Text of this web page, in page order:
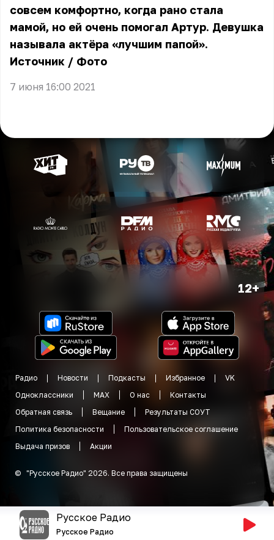
совсем комфортно, когда рано стала
мамой, но ей очень помогал Артур. Девушка
называла актёра «лучшим папой».
Источник / Фото
7 июня 16:00 2021
12+
Радио Новости Подкасты Избранное
VK
Одноклассники
MAX О нас
Контакты
Обратная связь
Вещание
Результаты СОУТ
Политика безопасности
Пользовательское соглашение
Выдача призов
Акции
© "Русское Радио" 2026. Все права защищены
Русское Радио
Русское Радио